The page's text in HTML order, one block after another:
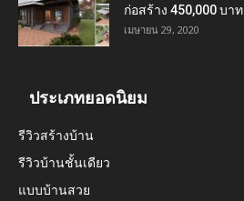
ก่อสร้าง 450,000 บาท
เมษายน 29, 2020
ประเภทยอดนิยม
รีวิวสร้างบ้าน
รีวิวบ้านชั้นเดียว
แบบบ้านสวย